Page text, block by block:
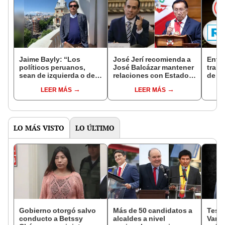
Jaime Bayly: “Los
políticos peruanos,
sean de izquierda o de
encuentran la manera
de decepcionarte”
LEER MÁS
José Jerí recomienda a
José Balcázar mantener
relaciones con Estados
principal socio
estratégico"
LEER MÁS
de
LO MÁS VISTO LO ÚLTIMO
Gobierno otorgó salvo
conducto a Betssy
Más de 50 candidatos a
alcaldes a nivel